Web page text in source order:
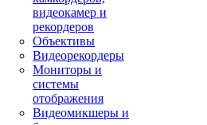
видеокамер и
рекордеров
Объективы
Видеорекордеры
Мониторы и
системы
отображения
Видеомикшеры и